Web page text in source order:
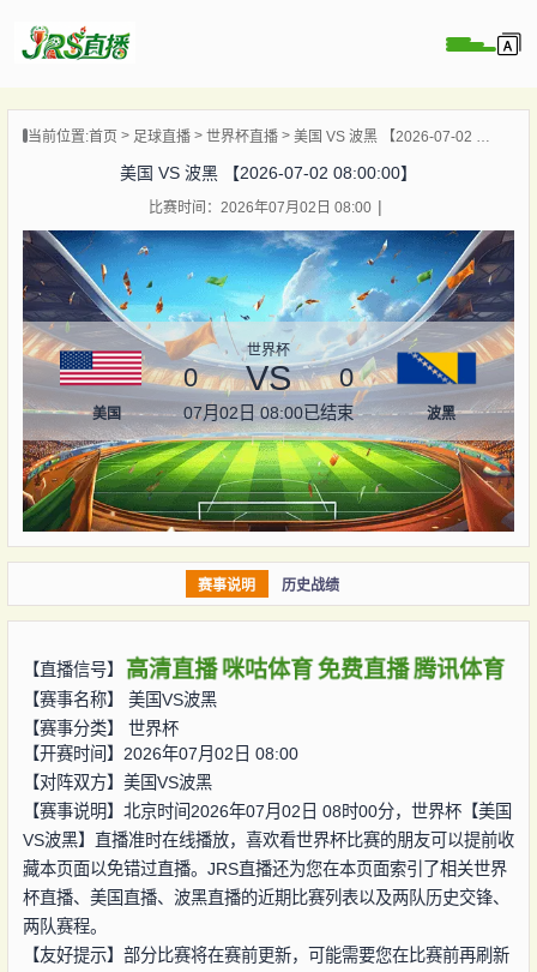
播
像
讯
直播
当前位置:首页 足球直播 世界杯直播 美国 VS 波黑 【2026-07-02 08:00:00】
美国 VS 波黑 【2026-07-02 08:00:00】
比赛时间：2026年07月02日 08:00
美国
世界杯
0 VS 0
07月02日 08:00已结束 波黑
赛事说明 历史战绩
【直播信号】 高清直播咪咕体育免费直播腾讯体育
【赛事名称】 美国VS波黑
【赛事分类】 世界杯
【开赛时间】2026年07月02日 08:00
【对阵双方】 美国VS波黑
【赛事说明】北京时间2026年07月02日 08时00分，世界杯【美国
VS波黑】直播准时在线播放，喜欢看世界杯比赛的朋友可以提前收
藏本页面以免错过直播。JRS直播还为您在本页面索引了相关世界
杯直播、美国直播、波黑直播的近期比赛列表以及两队历史交锋、
两队赛程。
【友好提示】部分比赛将在赛前更新，可能需要您在比赛前再刷新